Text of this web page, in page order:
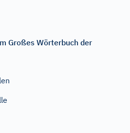
Großes Wörterbuch der